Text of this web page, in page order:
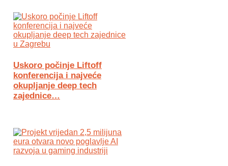
Uskoro počinje Liftoff
konferencija i najveće
okupljanje deep tech
zajednice…